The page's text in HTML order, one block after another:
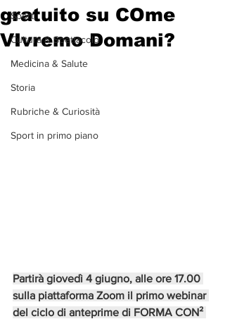
Sport
Cultura & Spettacolo
Medicina & Salute
Storia
Rubriche & Curiosità
Sport in primo piano
gratuito su COme
VIvremo Domani?
Partirà giovedì 4 giugno, alle ore 17.00
sulla piattaforma Zoom il primo webinar
del ciclo di anteprime di FORMA CON²